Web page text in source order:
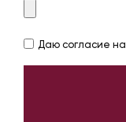
Даю согласие на